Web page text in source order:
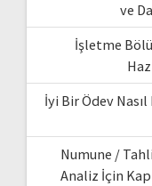
ve
İşletme
İyi Bir Ödev
Numune /
Analiz İçin